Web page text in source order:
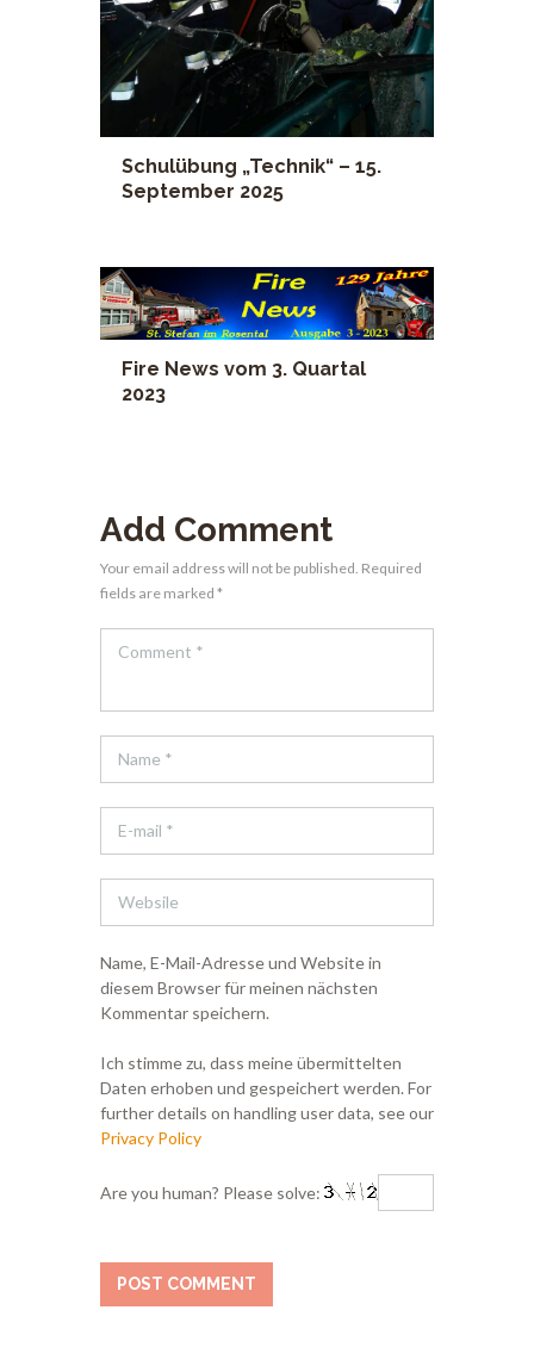
Schulübung „Technik“ – 15.
September 2025
Fire News vom 3. Quartal
2023
Add Comment
Your email address will not be published. Required
fields are marked *
Name, E-Mail-Adresse und Website in
diesem Browser für meinen nächsten
Kommentar speichern.
Ich stimme zu, dass meine übermittelten
Daten erhoben und gespeichert werden. For
further details on handling user data, see our
Privacy Policy
Are you human? Please solve: